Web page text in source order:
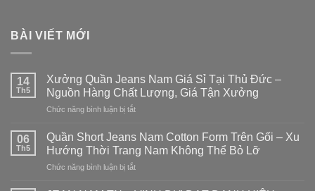
BÀI VIẾT MỚI
14
Th5
Xưởng Quần Jeans Nam Giá Sỉ Tại Thủ Đức –
Nguồn Hàng Chất Lượng, Giá Tận Xưởng
Chức năng bình luận bị tắt
Quần
Jeans
Nam
06
Th5
Quần Short Jeans Nam Cotton Form Trên Gối – Xu
Hướng Thời Trang Nam Không Thể Bỏ Lỡ
Chức năng bình luận bị tắt